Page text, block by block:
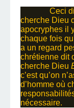
Ceci
cherche Dieu
apocryphes il
chaque fois
a un regard
chrétienne dit
cherche Dieu
c’est qu’on
d’homme où
nécessaire.